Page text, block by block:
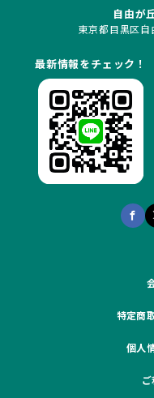
自由が
東京都目黒区
最新情報をチェック！
特定商
個人